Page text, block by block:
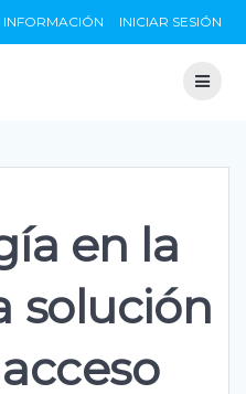
INFORMACIÓN INICIAR SESIÓN
en la
solución